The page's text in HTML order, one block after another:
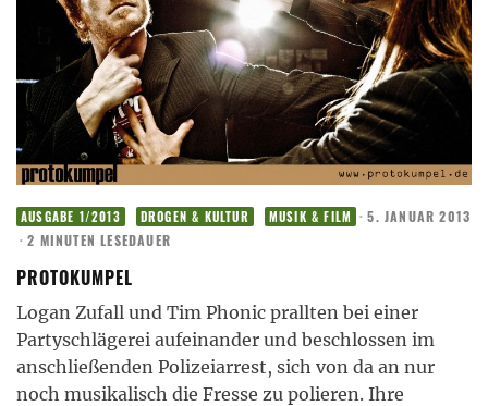
AUSGABE 1/2013 DROGEN & KULTUR MUSIK & FILM · 5. JANUAR 2013
· 2 MINUTEN LESEDAUER
PROTOKUMPEL
Logan Zufall und Tim Phonic prallten bei einer
Partyschlägerei aufeinander und beschlossen im
anschließenden Polizeiarrest, sich von da an nur
noch musikalisch die Fresse zu polieren. Ihre